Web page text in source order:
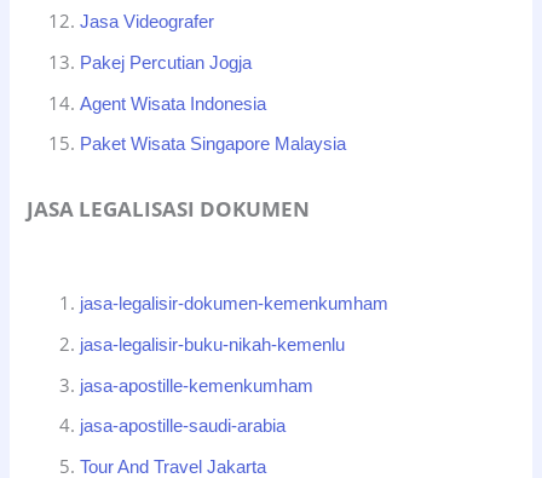
Jasa Videografer
Pakej Percutian Jogja
Agent Wisata Indonesia
Paket Wisata Singapore Malaysia
JASA LEGALISASI DOKUMEN
jasa-legalisir-dokumen-kemenkumham
jasa-legalisir-buku-nikah-kemenlu
jasa-apostille-kemenkumham
jasa-apostille-saudi-arabia
Tour And Travel Jakarta